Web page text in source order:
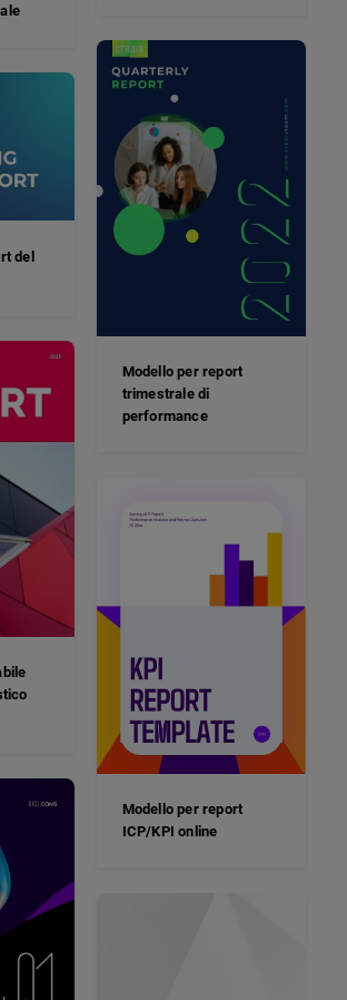
Modello per report
trimestrale di
performance
del
Modello per report
ICP/KPI online